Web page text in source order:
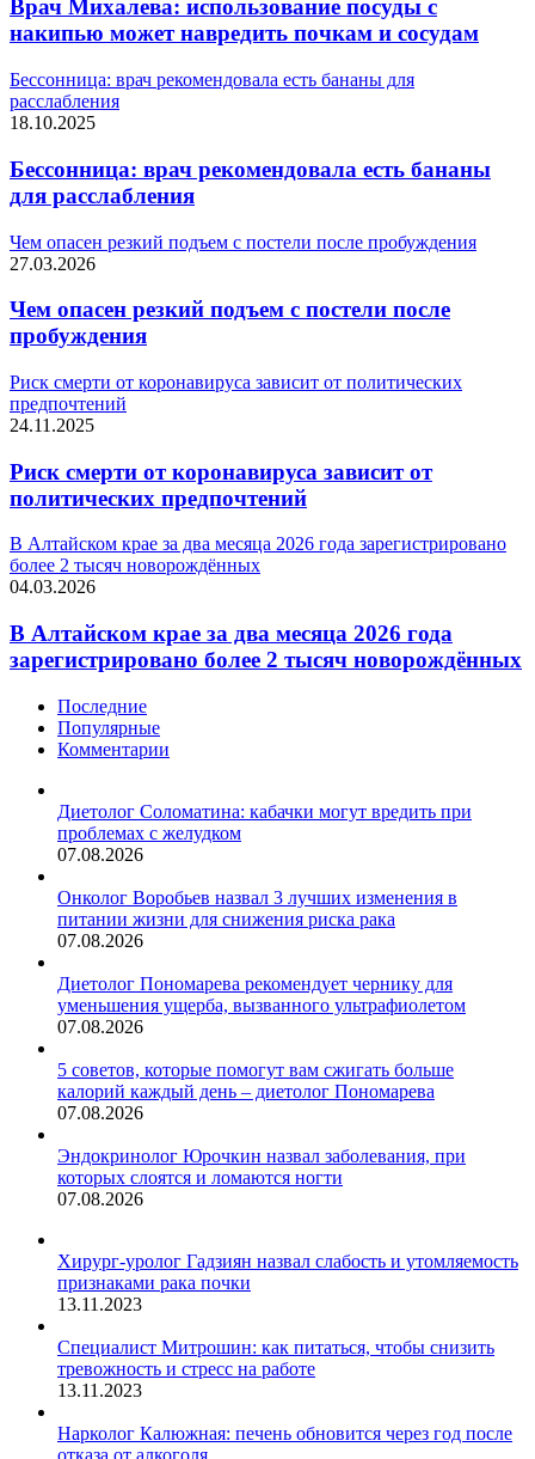
Врач Михалева: использование посуды с
накипью может навредить почкам и сосудам
Бессонница: врач рекомендовала есть бананы для
расслабления
18.10.2025
Бессонница: врач рекомендовала есть бананы
для расслабления
Чем опасен резкий подъем с постели после пробуждения
27.03.2026
Чем опасен резкий подъем с постели после
пробуждения
Риск смерти от коронавируса зависит от политических
предпочтений
24.11.2025
Риск смерти от коронавируса зависит от
политических предпочтений
В Алтайском крае за два месяца 2026 года зарегистрировано
более 2 тысяч новорождённых
04.03.2026
В Алтайском крае за два месяца 2026 года
зарегистрировано более 2 тысяч новорождённых
Последние
Популярные
Комментарии
Диетолог Соломатина: кабачки могут вредить при
проблемах с желудком
07.08.2026
Онколог Воробьев назвал 3 лучших изменения в
питании жизни для снижения риска рака
07.08.2026
Диетолог Пономарева рекомендует чернику для
уменьшения ущерба, вызванного ультрафиолетом
07.08.2026
5 советов, которые помогут вам сжигать больше
калорий каждый день – диетолог Пономарева
07.08.2026
Эндокринолог Юрочкин назвал заболевания, при
которых слоятся и ломаются ногти
07.08.2026
Хирург-уролог Гадзиян назвал слабость и утомляемость
признаками рака почки
13.11.2023
Специалист Митрошин: как питаться, чтобы снизить
тревожность и стресс на работе
13.11.2023
Нарколог Калюжная: печень обновится через год после
отказа от алкоголя